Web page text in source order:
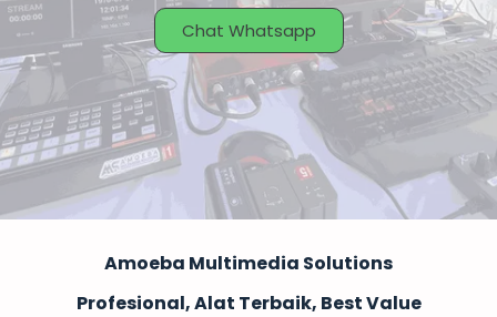
t
e
n
Chat Whatsapp
Amoeba Multimedia Solutions
Profesional, Alat Terbaik, Best Value